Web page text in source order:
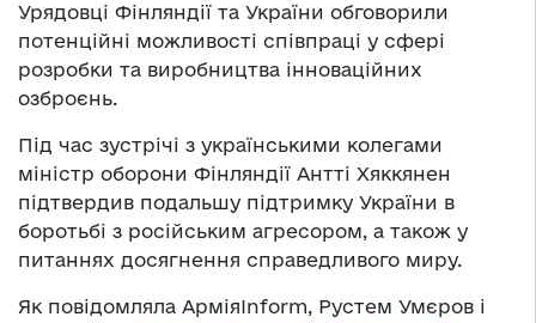
Урядовці Фінляндії та України обговорили
потенційні можливості співпраці у сфері
розробки та виробництва інноваційних
озброєнь.
Під час зустрічі з українськими колегами
міністр оборони Фінляндії Антті Хяккянен
підтвердив подальшу підтримку України в
боротьбі з російським агресором, а також у
питаннях досягнення справедливого миру.
Як повідомляла АрміяInform, Рустем Умєров і